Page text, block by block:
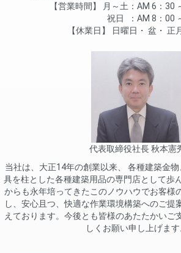
営業時間
月～土
AM 6：30
祝日
AM 8：00
休業日
日曜日 盆 正
代表取締役社長 秋本憲
当社は、大正14年の創業以来、 各種建築金
具を柱とした各種建築用品の専門店として歩
からも永年培ってきたこのノウハウでお客様
し、安心且つ、快適な作業環境構築へのご提
えております。今後とも皆様のあたたかいご
しくお願い申し上げます